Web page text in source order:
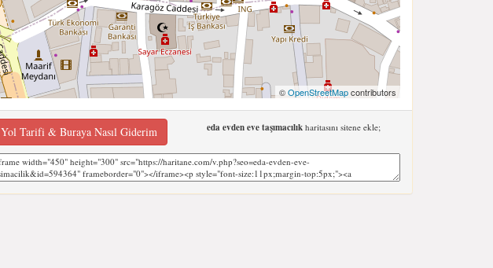
©OpenStreetMapcontributors
Yol Tarifi & Buraya Nasıl Giderim eda evden eve taşımacılıkharitasını sitene ekle;